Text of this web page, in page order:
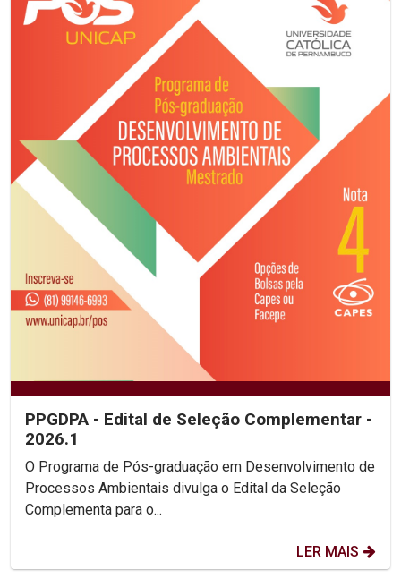
PPGDPA - Edital de Seleção Complementar -
2026.1
O Programa de Pós-graduação em Desenvolvimento de
Processos Ambientais divulga o Edital da Seleção
Complementa para o...
LER MAIS